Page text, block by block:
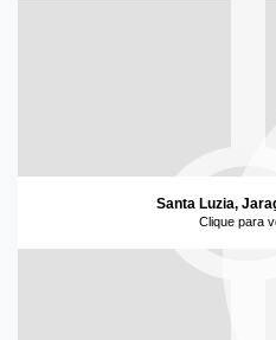
Santa Luzia,
Clique para